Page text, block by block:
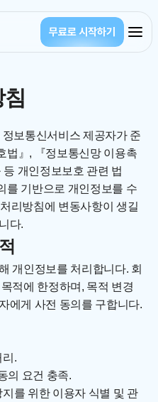
무료로 시작하기
정보통신서비스 제공자가 준
법』, 『정보통신망 이용촉
개인정보보호 관련 법
를 기반으로 개인정보를 수
리방침에 변동사항이 생길
다.
개인정보를 처리합니다. 회
적에 한정하며, 목적 변경
에게 사전 동의를 구합니다.
리.
의 요건 충족.
를 위한 이용자 식별 및 관